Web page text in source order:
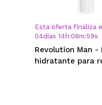
Esta oferta finaliza
04días 14 h:08m:58s
Revolution Man -
hidratante para